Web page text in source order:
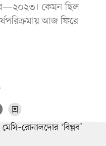
কেমন ছিল
আজ ফিরে